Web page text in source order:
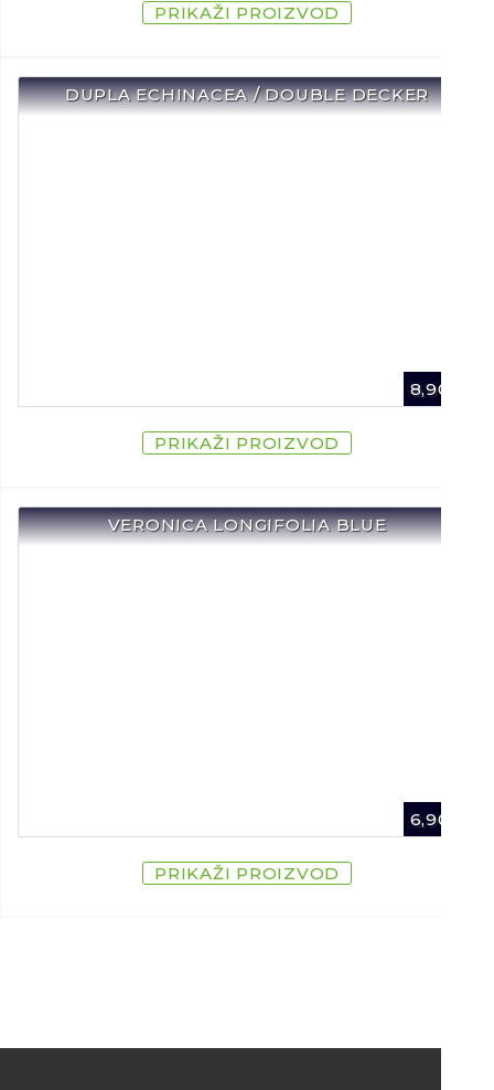
PRIKAŽI PROIZVOD
DUPLA ECHINACEA / DOUBLE DECKER
8,90
PRIKAŽI PROIZVOD
VERONICA LONGIFOLIA BLUE
6,90
PRIKAŽI PROIZVOD